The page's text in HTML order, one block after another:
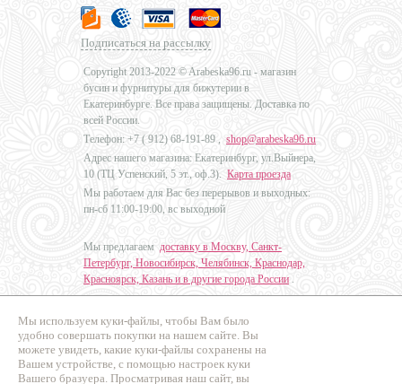
Мы используем куки-файлы, чтобы Вам было
удобно совершать покупки на нашем сайте. Вы
можете увидеть, какие куки-файлы сохранены на
Вашем устройстве, с помощью настроек куки
Вашего бразуера. Просматривая наш сайт, вы
Подписаться на рассылку
Copyright 2013-2022 © Arabeska96.ru - магазин
бусин и фурнитуры для бижутерии в
Екатеринбурге. Все права защищены. Доставка по
всей России.
Телефон: +7 ( 912) 68-191-89 , shop@arabeska96.ru
Адрес нашего магазина: Екатеринбург, ул.Выйнера,
10 (ТЦ Успенский, 5 эт., оф.3). Карта проезда
Мы работаем для Вас без перерывов и выходных:
пн-сб 11:00-19:00, вс выходной
Мы предлагаем доставку в Москву, Санкт-
Петербург, Новосибирск, Челябинск, Краснодар,
Красноярск, Казань и в другие города России .
Дизайн - Наталья Мальцева
Продвижение сайтов
Промо Эксперт